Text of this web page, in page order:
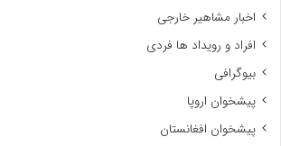
اخبار مشاهیر خارجی
افراد و رویداد ها فردی
بیوگرافی
پیشخوان اروپا
پیشخوان افغانستان